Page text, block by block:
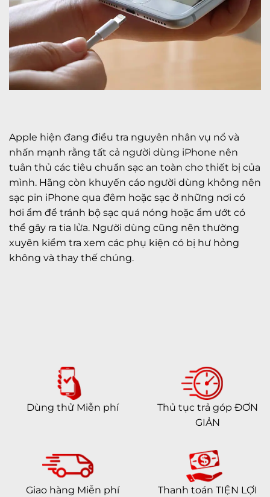
Apple hiện đang điều tra nguyên nhân vụ nổ và
nhấn mạnh rằng tất cả người dùng iPhone nên
tuân thủ các tiêu chuẩn sạc an toàn cho thiết bị của
mình. Hãng còn khuyến cáo người dùng không nên
sạc pin iPhone qua đêm hoặc sạc ở những nơi có
hơi ẩm để tránh bộ sạc quá nóng hoặc ẩm ướt có
thể gây ra tia lửa. Người dùng cũng nên thường
xuyên kiểm tra xem các phụ kiện có bị hư hỏng
không và thay thế chúng.
Dùng thử Miễn phí
Thủ tục trả góp ĐƠN
GIẢN
Giao hàng Miễn phí Thanh toán TIỆN LỢI